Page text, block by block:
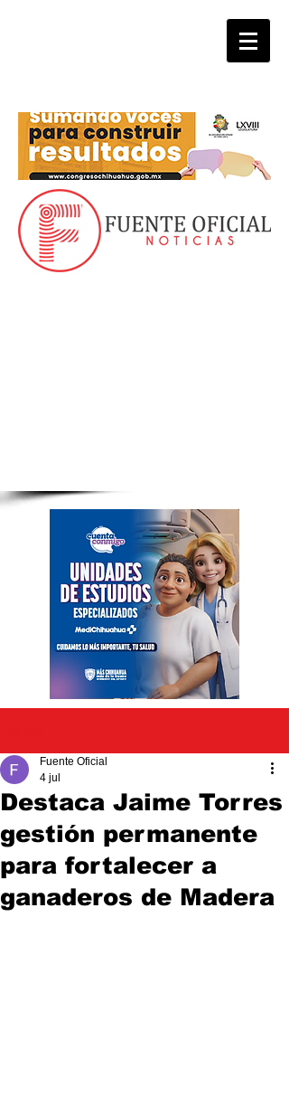
Destaca Jaime Torres
gestión permanente
para fortalecer a
ganaderos de Madera
Fuente Oficial
4 jul